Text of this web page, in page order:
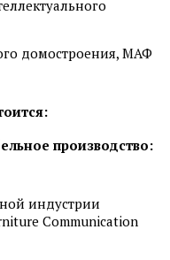
домостроения, МАФ
производство:
индустрии
Communication